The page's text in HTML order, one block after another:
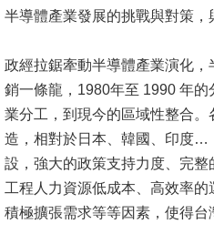
究
息
公
告
國
際
化
半導體產業發展的挑戰與對策，
政經拉鋸牽動半導體產業演化
銷一條龍，1980年至 1990 年
業分工，到現今的區域性整合
造，相對於日本、韓國、印度…
設，強大的政策支持力度、完
工程人力資源低成本、高效率
積極擴張需求等等因素，使得台